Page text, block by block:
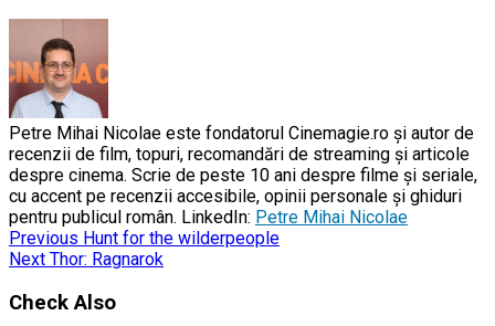
Petre Mihai Nicolae este fondatorul Cinemagie.ro și autor de
recenzii de film, topuri, recomandări de streaming și articole
despre cinema. Scrie de peste 10 ani despre filme și seriale,
cu accent pe recenzii accesibile, opinii personale și ghiduri
pentru publicul român. LinkedIn: Petre Mihai Nicolae
Previous Hunt for the wilderpeople
Next Thor: Ragnarok
Check Also